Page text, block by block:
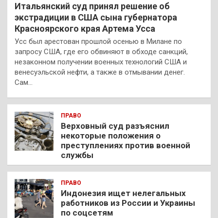
Итальянский суд принял решение об
экстрадиции в США сына губернатора
Красноярского края Артема Усса
Усс был арестован прошлой осенью в Милане по
запросу США, где его обвиняют в обходе санкций,
незаконном получении военных технологий США и
венесуэльской нефти, а также в отмывании денег.
Сам…
ПРАВО
Верховный суд разъяснил
некоторые положения о
преступлениях против военной
службы
ПРАВО
Индонезия ищет нелегальных
работников из России и Украины
по соцсетям